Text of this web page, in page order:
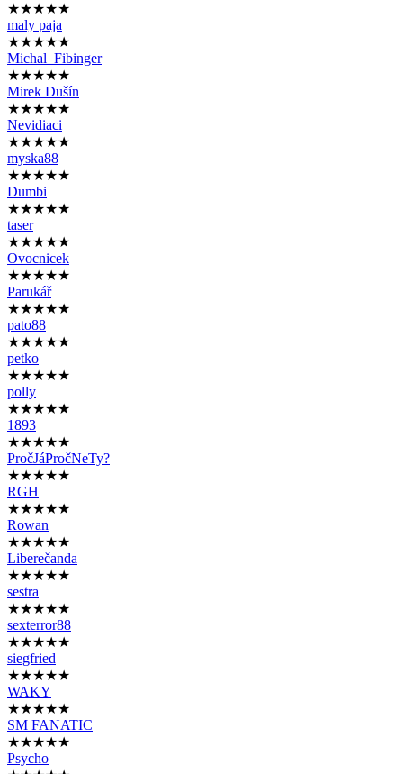
★★★★★
maly paja
★★★★★
Michal_Fibinger
★★★★★
Mirek Dušín
★★★★★
Nevidiaci
★★★★★
myska88
★★★★★
Dumbi
★★★★★
taser
★★★★★
Ovocnicek
★★★★★
Parukář
★★★★★
pato88
★★★★★
petko
★★★★★
polly
★★★★★
1893
★★★★★
PročJáPročNeTy?
★★★★★
RGH
★★★★★
Rowan
★★★★★
Liberečanda
★★★★★
sestra
★★★★★
sexterror88
★★★★★
siegfried
★★★★★
WAKY
★★★★★
SM FANATIC
★★★★★
Psycho